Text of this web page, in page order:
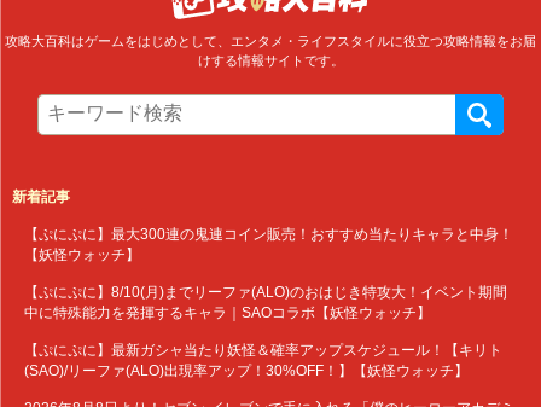
攻略大百科はゲームをはじめとして、エンタメ・ライフスタイルに役立つ攻略情報をお届
けする情報サイトです。
新着記事
【ぷにぷに】最大300連の鬼連コイン販売！おすすめ当たりキャラと中身！
【妖怪ウォッチ】
【ぷにぷに】8/10(月)までリーファ(ALO)のおはじき特攻大！イベント期間
中に特殊能力を発揮するキャラ｜SAOコラボ【妖怪ウォッチ】
【ぷにぷに】最新ガシャ当たり妖怪＆確率アップスケジュール！【キリト
(SAO)/リーファ(ALO)出現率アップ！30%OFF！】【妖怪ウォッチ】